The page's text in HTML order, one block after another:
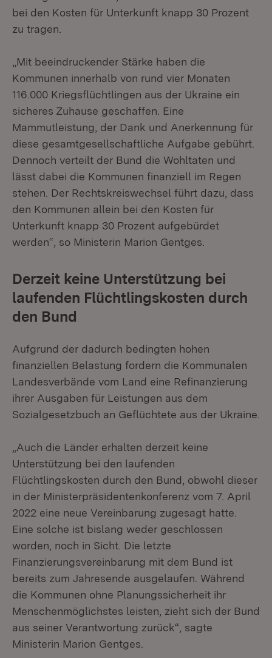
bei den Kosten für Unterkunft knapp 30 Prozent
zu tragen.
„Mit beeindruckender Stärke haben die
Kommunen innerhalb von rund vier Monaten
116.000 Kriegsflüchtlingen aus der Ukraine ein
sicheres Zuhause geschaffen. Eine
Mammutleistung, der Dank und Anerkennung für
diese gesamtgesellschaftliche Aufgabe gebührt.
Dennoch verteilt der Bund die Wohltaten und
lässt dabei die Kommunen finanziell im Regen
stehen. Der Rechtskreiswechsel führt dazu, dass
den Kommunen allein bei den Kosten für
Unterkunft knapp 30 Prozent aufgebürdet
werden“, so Ministerin Marion Gentges.
Derzeit keine Unterstützung bei
laufenden Flüchtlingskosten durch
den Bund
Aufgrund der dadurch bedingten hohen
finanziellen Belastung fordern die Kommunalen
Landesverbände vom Land eine Refinanzierung
ihrer Ausgaben für Leistungen aus dem
Sozialgesetzbuch an Geflüchtete aus der Ukraine.
„Auch die Länder erhalten derzeit keine
Unterstützung bei den laufenden
Flüchtlingskosten durch den Bund, obwohl dieser
in der Ministerpräsidentenkonferenz vom 7. April
2022 eine neue Vereinbarung zugesagt hatte.
Eine solche ist bislang weder geschlossen
worden, noch in Sicht. Die letzte
Finanzierungsvereinbarung mit dem Bund ist
bereits zum Jahresende ausgelaufen. Während
die Kommunen ohne Planungssicherheit ihr
Menschenmöglichstes leisten, zieht sich der Bund
aus seiner Verantwortung zurück“, sagte
Ministerin Marion Gentges.